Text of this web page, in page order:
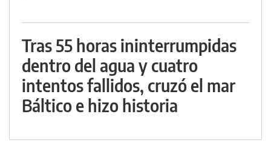
Tras 55 horas ininterrumpidas
dentro del agua y cuatro
intentos fallidos, cruzó el mar
Báltico e hizo historia